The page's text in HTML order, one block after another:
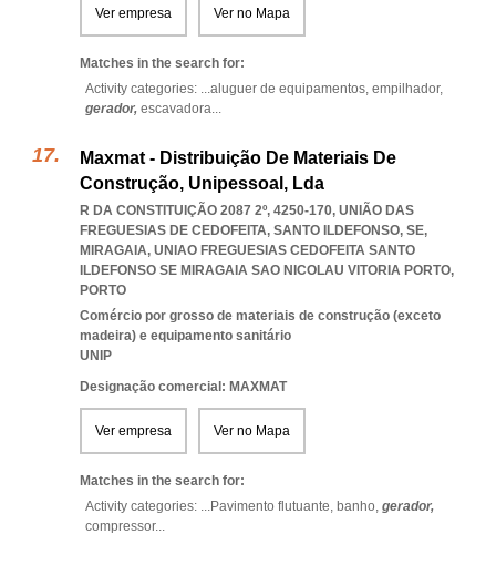
Ver empresa Ver no Mapa
Matches in the search for:
Activity categories: ...aluguer de equipamentos, empilhador,
gerador, escavadora...
Maxmat - Distribuição De Materiais De
Construção, Unipessoal, Lda
R DA CONSTITUIÇÃO 2087 2º, 4250-170, UNIÃO DAS
FREGUESIAS DE CEDOFEITA, SANTO ILDEFONSO, SE,
MIRAGAIA, UNIAO FREGUESIAS CEDOFEITA SANTO
ILDEFONSO SE MIRAGAIA SAO NICOLAU VITORIA PORTO,
PORTO
Comércio por grosso de materiais de construção (exceto
madeira) e equipamento sanitário
UNIP
Designação comercial: MAXMAT
Ver empresa Ver no Mapa
Matches in the search for:
Activity categories: ...Pavimento flutuante, banho, gerador,
compressor...